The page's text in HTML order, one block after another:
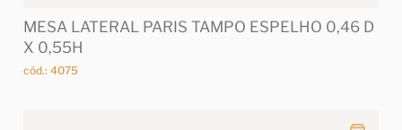
MESA LATERAL PARIS TAMPO ESPELHO 0,46 D
X 0,55H
cód.: 4075